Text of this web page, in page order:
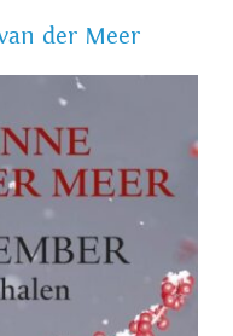
der Meer